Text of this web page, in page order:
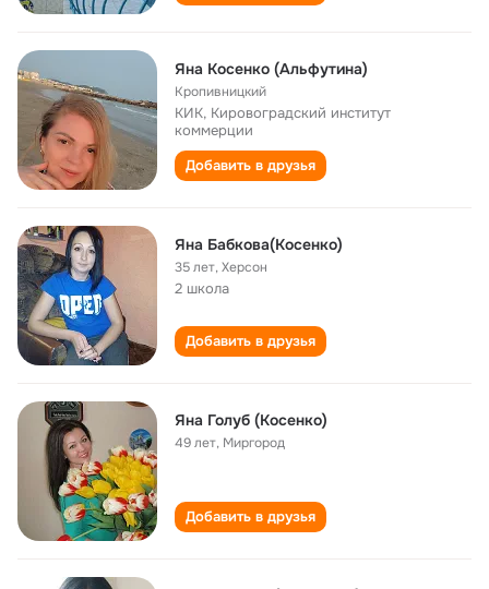
Яна Косенко (Альфутина)
Кропивницкий
КИК, Кировоградский институт
коммерции
Добавить в друзья
Яна Бабкова(Косенко)
35 лет,Херсон
2 школа
Добавить в друзья
Яна Голуб (Косенко)
49 лет, Миргород
Добавить в друзья